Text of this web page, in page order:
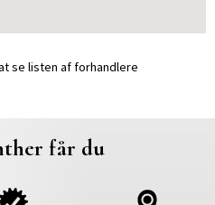
se listen af forhandlere
får du